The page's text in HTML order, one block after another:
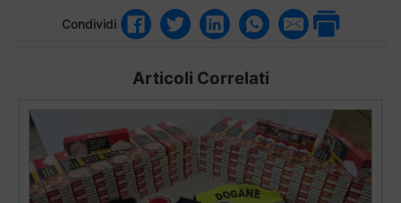
Condividi
Articoli Correlati